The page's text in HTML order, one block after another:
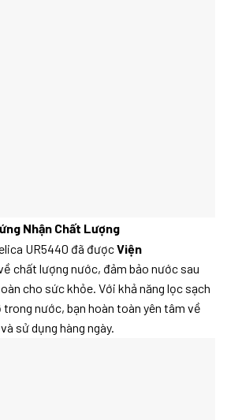
Nhận Chất Lượng
UR5440 đã đượcViện
chất lượng nước, đảm bảo nước sau
cho sức khỏe. Với khả năng lọc sạch
trong nước, bạn hoàn toàn yên tâm về
sử dụng hàng ngày.